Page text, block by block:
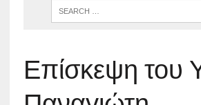
Επίσκεψη